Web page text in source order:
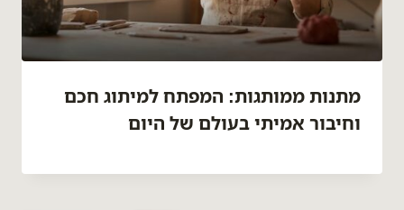
מתנות ממותגות: המפתח למיתוג חכם
וחיבור אמיתי בעולם של היום